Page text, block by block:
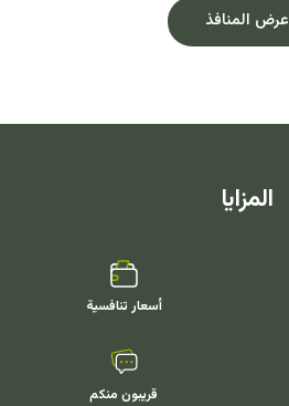
عرض المنافذ
المزايا
أسعار تنافسية
قريبون منكم